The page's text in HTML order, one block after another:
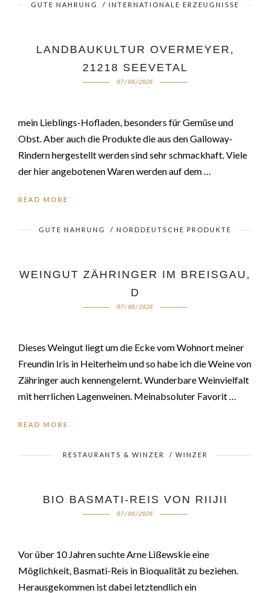
GUTE NAHRUNG / INTERNATIONALE ERZEUGNISSE
LANDBAUKULTUR OVERMEYER,
21218 SEEVETAL
07/08/2026
mein Lieblings-Hofladen, besonders für Gemüse und
Obst. Aber auch die Produkte die aus den Galloway-
Rindern hergestellt werden sind sehr schmackhaft. Viele
der hier angebotenen Waren werden auf dem …
READ MORE
GUTE NAHRUNG / NORDDEUTSCHE PRODUKTE
WEINGUT ZÄHRINGER IM BREISGAU,
D
07/08/2026
Dieses Weingut liegt um die Ecke vom Wohnort meiner
Freundin Iris in Heiterheim und so habe ich die Weine von
Zähringer auch kennengelernt. Wunderbare Weinvielfalt
mit herrlichen Lagenweinen. Meinabsoluter Favorit …
READ MORE
RESTAURANTS & WINZER / WINZER
BIO BASMATI-REIS VON RIIJII
07/08/2026
Vor über 10 Jahren suchte Arne Lißewskie eine
Möglichkeit, Basmati-Reis in Bioqualität zu beziehen.
Herausgekommen ist dabei letztendlich ein